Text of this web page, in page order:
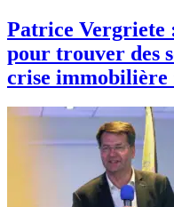
Patrice Vergriete
pour trouver des
crise immobilière